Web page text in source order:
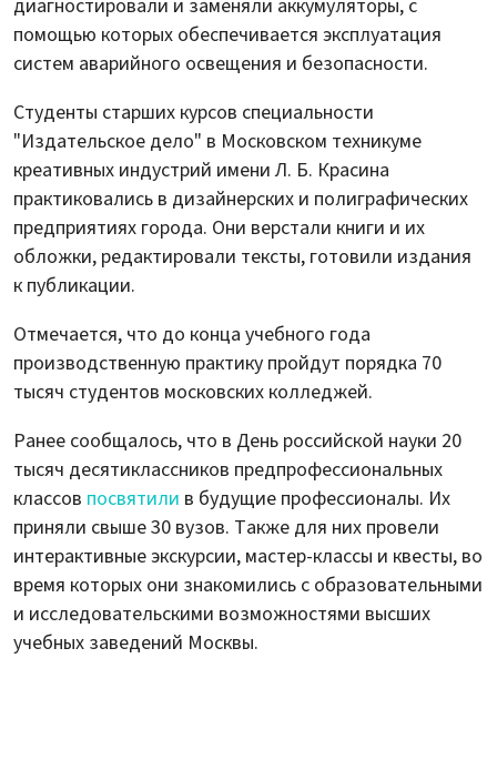
диагностировали и заменяли аккумуляторы, с
помощью которых обеспечивается эксплуатация
систем аварийного освещения и безопасности.
Студенты старших курсов специальности
"Издательское дело" в Московском техникуме
креативных индустрий имени Л. Б. Красина
практиковались в дизайнерских и полиграфических
предприятиях города. Они верстали книги и их
обложки, редактировали тексты, готовили издания
к публикации.
Отмечается, что до конца учебного года
производственную практику пройдут порядка 70
тысяч студентов московских колледжей.
Ранее сообщалось, что в День российской науки 20
тысяч десятиклассников предпрофессиональных
классов посвятили в будущие профессионалы. Их
приняли свыше 30 вузов. Также для них провели
интерактивные экскурсии, мастер-классы и квесты, во
время которых они знакомились с образовательными
и исследовательскими возможностями высших
учебных заведений Москвы.